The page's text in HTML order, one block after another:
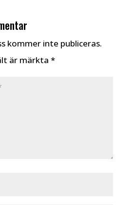
kommer inte publiceras.
är märkta *